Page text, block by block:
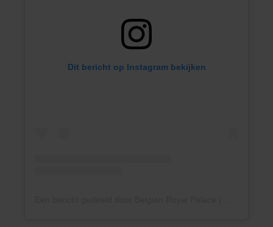
Dit bericht op Instagram bekijken